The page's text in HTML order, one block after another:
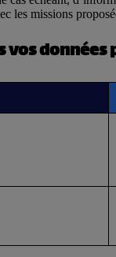
les missions
données